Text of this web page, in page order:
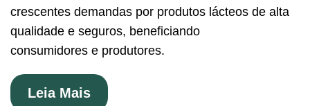
crescentes demandas por produtos lácteos de alta
qualidade e seguros, beneficiando
consumidores e produtores.
Read
Leia Mais